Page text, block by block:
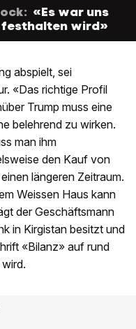
«Es war uns
festhalten wird»
abspielt, sei
«Das richtige Profil
Trump muss eine
belehrend zu wirken.
man ihm
den Kauf von
längeren Zeitraum.
Weissen Haus kann
der Geschäftsmann
in Kirgistan besitzt und
«Bilanz» auf rund